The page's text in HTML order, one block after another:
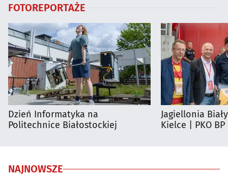
FOTOREPORTAŻE
Dzień Informatyka na
Politechnice Białostockiej
Jagiellonia
Kielce | PKO
NAJNOWSZE